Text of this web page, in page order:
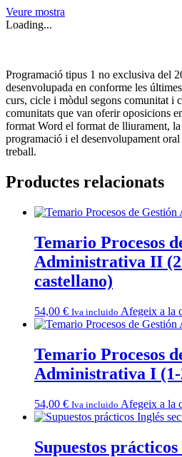
Veure mostra
Loading...
Programació tipus 1 no exclusiva del
desenvolupada en conforme les
curs, cicle i mòdul segons comunitat i
comunitats que van oferir oposicions
format Word el format de lliurament,
programació i el desenvolupament
treball.
Productes relacionats
Temario Procesos
Administrativa II
castellano)
54,00 € Iva incluido Afegeix a la
Temario Procesos
Administrativa I (1-
54,00 € Iva incluido Afegeix a la
Supuestos